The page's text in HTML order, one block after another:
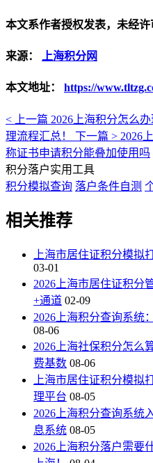
本文系作者授权发表，未经许
来源： 上海积分网
本文地址： https://
< 上一篇 2026上海积分怎么
理流程汇总！ 下一篇 > 2026
称证书申请积分能叠加使用吗
积分落户实用工具
积分模拟查询 落户条件自测
相关推荐
上海市居住证积分模拟
03-01
2026上海市居住证积分
+通道 02-09
2026上海积分查询系统
08-06
2026上海社保积分怎么
费基数 08-06
上海市居住证积分模
理平台 08-05
2026上海积分查询系统
息系统 08-05
2026上海积分落户需要